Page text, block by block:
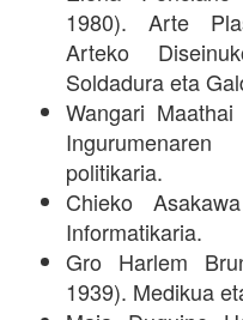
1980). Arte
Arteko
Soldadura eta
Wangari
politikaria.
Chieko
Informatikaria.
Gro Harlem
1939). Medikua